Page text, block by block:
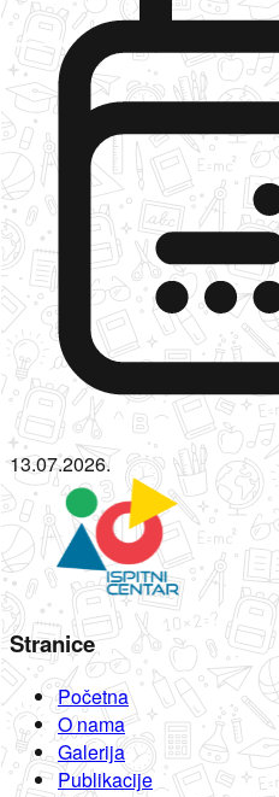
13.07.2026.
Stranice
Početna
O nama
Galerija
Publikacije